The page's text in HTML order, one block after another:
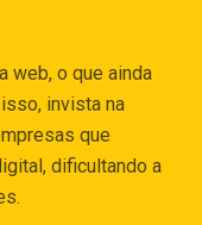
web, o que ainda
invista na
que
dificultando a